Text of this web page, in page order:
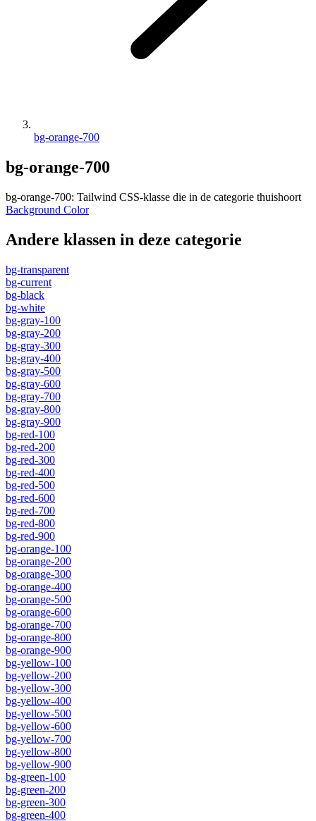
bg-orange-700
bg-orange-700
bg-orange-700: Tailwind CSS-klasse die in de categorie thuishoort
Background Color
Andere klassen in deze categorie
bg-transparent
bg-current
bg-black
bg-white
bg-gray-100
bg-gray-200
bg-gray-300
bg-gray-400
bg-gray-500
bg-gray-600
bg-gray-700
bg-gray-800
bg-gray-900
bg-red-100
bg-red-200
bg-red-300
bg-red-400
bg-red-500
bg-red-600
bg-red-700
bg-red-800
bg-red-900
bg-orange-100
bg-orange-200
bg-orange-300
bg-orange-400
bg-orange-500
bg-orange-600
bg-orange-700
bg-orange-800
bg-orange-900
bg-yellow-100
bg-yellow-200
bg-yellow-300
bg-yellow-400
bg-yellow-500
bg-yellow-600
bg-yellow-700
bg-yellow-800
bg-yellow-900
bg-green-100
bg-green-200
bg-green-300
bg-green-400